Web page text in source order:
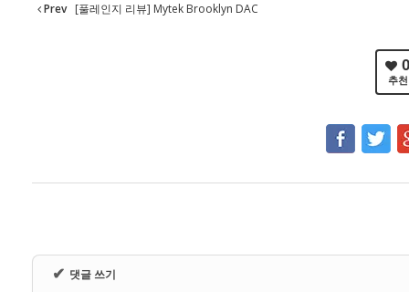
Prev [풀레인지 리뷰] Mytek Brooklyn DAC
0
추천
✔ 댓글 쓰기